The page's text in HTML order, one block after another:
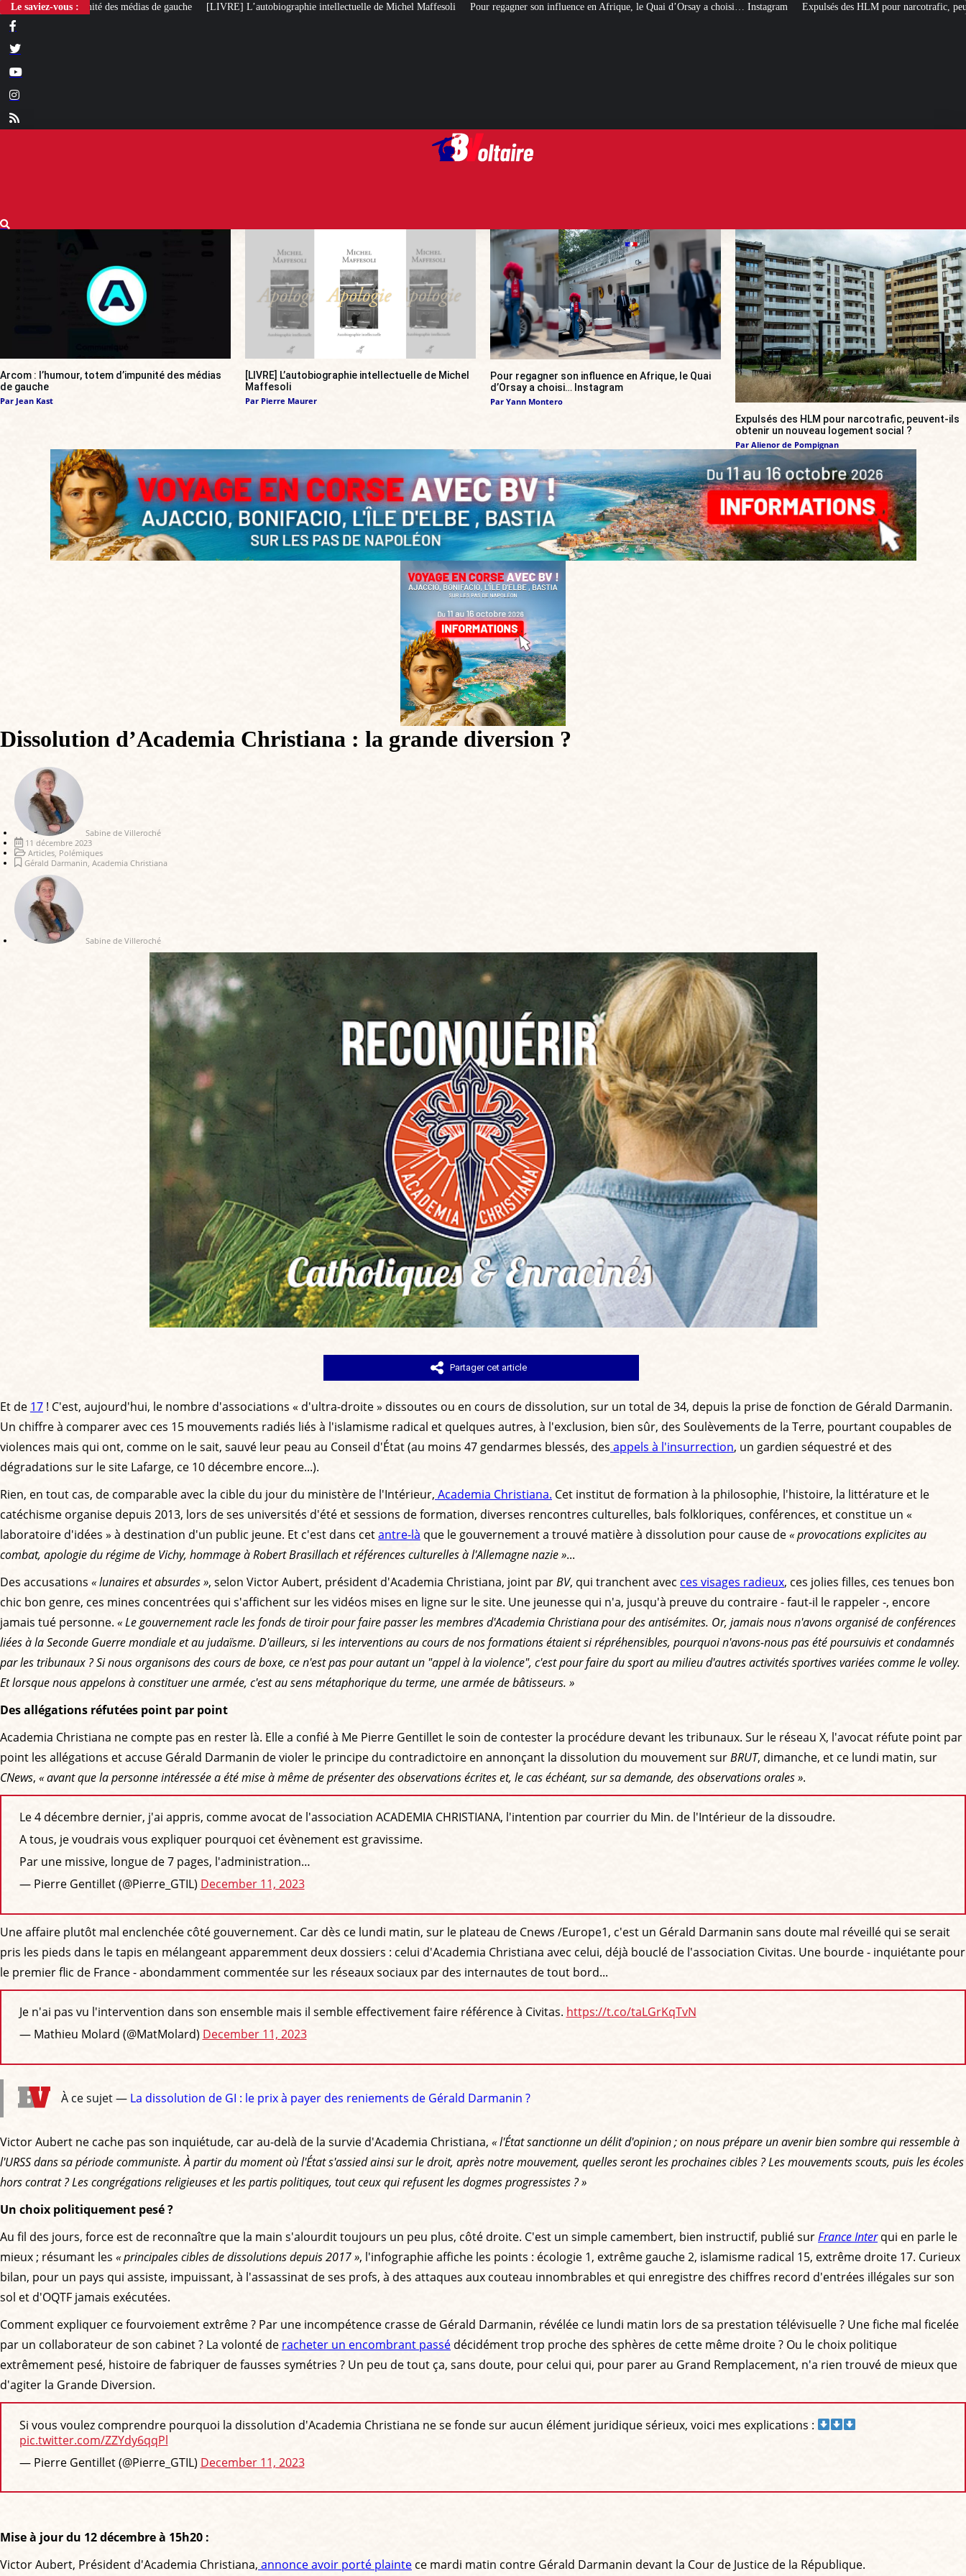
Le saviez-vous : [LIVRE] L’autobiographie intellectuelle de Michel Maffesoli Pour regagner son influence en Afrique, le Quai d’Orsay a choisi… Instagram Expulsés des HLM pour narcotrafic, peuvent-ils obtenir un nouveau
Arcom : l’humour, totem d’impunité des médias
de gauche
Par Jean Kast
[LIVRE] L’autobiographie intellectuelle de Michel
Maffesoli
Par Pierre Maurer
Pour regagner son influence en Afrique, le Quai
d’Orsay a choisi… Instagram
Par Yann Montero
Expulsés des HLM pour narcotrafic, peuvent-ils
obtenir un nouveau logement social ?
Par Alienor de Pompignan
Dissolution d’Academia Christiana : la grande diversion ?
Sabine de Villeroché
11 décembre 2023
Articles Polémiques
Gérald Darmanin Academia Christiana
Sabine de Villeroché
Partager cet article
Et de 17 ! C'est, aujourd'hui, le nombre d'associations « d'ultra-droite » dissoutes ou en cours de dissolution, sur un total de 34, depuis la prise de fonction de Gérald Darmanin.
Un chiffre à comparer avec ces 15 mouvements radiés liés à l'islamisme radical et quelques autres, à l'exclusion, bien sûr, des Soulèvements de la Terre, pourtant coupables de
violences mais qui ont, comme on le sait, sauvé leur peau au Conseil d'État (au moins 47 gendarmes blessés, des appels à l'insurrection, un gardien séquestré et des
dégradations sur le site Lafarge, ce 10 décembre encore...).
Rien, en tout cas, de comparable avec la cible du jour du ministère de l'Intérieur, Academia Christiana. Cet institut de formation à la philosophie, l'histoire, la littérature et le
catéchisme organise depuis 2013, lors de ses universités d'été et sessions de formation, diverses rencontres culturelles, bals folkloriques, conférences, et constitue un «
laboratoire d'idées » à destination d'un public jeune. Et c'est dans cetantre-là que le gouvernement a trouvé matière à dissolution pour cause de« provocations explicites au
combat, apologie du régime de Vichy, hommage à Robert Brasillach et références culturelles à l'Allemagne nazie »...
Des accusations « lunaires et absurdes », selon Victor Aubert, président d'Academia Christiana, joint parBV, qui tranchent avec ces visages radieux, ces jolies filles, ces tenues bon
chic bon genre, ces mines concentrées qui s'affichent sur les vidéos mises en ligne sur le site. Une jeunesse qui n'a, jusqu'à preuve du contraire - faut-il le rappeler -, encore
jamais tué personne. « Le gouvernement racle les fonds de tiroir pour faire passer les membres d'Academia Christiana pour des antisémites. Or, jamais nous n'avons organisé de conférences
liées à la Seconde Guerre mondiale et au judaïsme. D'ailleurs, si les interventions au cours de nos formations étaient si répréhensibles, pourquoi n'avons-nous pas été poursuivis et condamnés
par les tribunaux ? Si nous organisons des cours de boxe, ce n'est pas pour autant un "appel à la violence", c'est pour faire du sport au milieu d'autres activités sportives variées comme le volley.
Et lorsque nous appelons à constituer une armée, c'est au sens métaphorique du terme, une armée de bâtisseurs. »
Des allégations réfutées point par point
Academia Christiana ne compte pas en rester là. Elle a confié à Me Pierre Gentillet le soin de contester la procédure devant les tribunaux. Sur le réseau X, l'avocat réfute point par
point les allégations et accuse Gérald Darmanin de violer le principe du contradictoire en annonçant la dissolution du mouvement surBRUT, dimanche, et ce lundi matin, sur
CNews, « avant que la personne intéressée a été mise à même de présenter des observations écrites et, le cas échéant, sur sa demande, des observations orales ».
Le 4 décembre dernier, j'ai appris, comme avocat de l'association ACADEMIA CHRISTIANA, l'intention par courrier du Min. de l'Intérieur de la dissoudre.
A tous, je voudrais vous expliquer pourquoi cet évènement est gravissime.
Par une missive, longue de 7 pages, l'administration…
— Pierre Gentillet (@Pierre_GTIL) December 11, 2023
Une affaire plutôt mal enclenchée côté gouvernement. Car dès ce lundi matin, sur le plateau de Cnews /Europe1, c'est un Gérald Darmanin sans doute mal réveillé qui se serait
pris les pieds dans le tapis en mélangeant apparemment deux dossiers : celui d'Academia Christiana avec celui, déjà bouclé de l'association Civitas. Une bourde - inquiétante pour
le premier flic de France - abondamment commentée sur les réseaux sociaux par des internautes de tout bord...
Je n'ai pas vu l'intervention dans son ensemble mais il semble effectivement faire référence à Civitas. https://t.co/taLGrKqTvN
— Mathieu Molard (@MatMolard) December 11, 2023
À ce sujet — La dissolution de GI : le prix à payer des reniements de Gérald Darmanin ?
Victor Aubert ne cache pas son inquiétude, car au-delà de la survie d'Academia Christiana, « l'État sanctionne un délit d'opinion ; on nous prépare un avenir bien sombre qui ressemble à
l'URSS dans sa période communiste. À partir du moment où l'État s'assied ainsi sur le droit, après notre mouvement, quelles seront les prochaines cibles ? Les mouvements scouts, puis les écoles
hors contrat ? Les congrégations religieuses et les partis politiques, tout ceux qui refusent les dogmes progressistes ? »
Un choix politiquement pesé ?
Au fil des jours, force est de reconnaître que la main s'alourdit toujours un peu plus, côté droite. C'est un simple camembert, bien instructif, publié surFrance Interqui en parle le
mieux ; résumant les « principales cibles de dissolutions depuis 2017 », l'infographie affiche les points : écologie 1, extrême gauche 2, islamisme radical 15, extrême droite 17. Curieux
bilan, pour un pays qui assiste, impuissant, à l'assassinat de ses profs, à des attaques aux couteau innombrables et qui enregistre des chiffres record d'entrées illégales sur son
sol et d'OQTF jamais exécutées.
Comment expliquer ce fourvoiement extrême ? Par une incompétence crasse de Gérald Darmanin, révélée ce lundi matin lors de sa prestation télévisuelle ? Une fiche mal ficelée
par un collaborateur de son cabinet ? La volonté de racheter un encombrant passé décidément trop proche des sphères de cette même droite ? Ou le choix politique
extrêmement pesé, histoire de fabriquer de fausses symétries ? Un peu de tout ça, sans doute, pour celui qui, pour parer au Grand Remplacement, n'a rien trouvé de mieux que
d'agiter la Grande Diversion.
Si vous voulez comprendre pourquoi la dissolution d'Academia Christiana ne se fonde sur aucun élément juridique sérieux, voici mes explications :
pic.twitter.com/ZZYdy6qqPl
— Pierre Gentillet (@Pierre_GTIL) December 11, 2023
Mise à jour du 12 décembre à 15h20 :
Victor Aubert, Président d'Academia Christiana, annonce avoir porté plaintece mardi matin contre Gérald Darmanin devant la Cour de Justice de la République.